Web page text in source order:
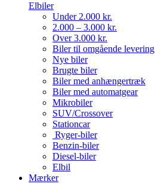
Elbiler
Under 2.000 kr.
2.000 – 3.000 kr.
Over 3.000 kr.
Biler til omgående levering
Nye biler
Brugte biler
Biler med anhængertræk
Biler med automatgear
Mikrobiler
SUV/Crossover
Stationcar
Ryger-biler
Benzin-biler
Diesel-biler
Elbil
Mærker